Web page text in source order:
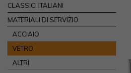
CLASSICI ITALIANI
MATERIALI DI SERVIZIO
ACCIAIO
VETRO
ALTRI